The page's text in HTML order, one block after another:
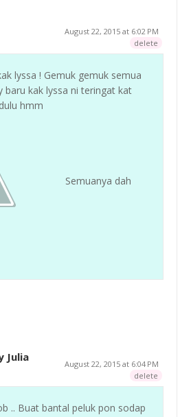
August 22, 2015 at 6:02 PM
delete
lyssa ! Gemuk gemuk semua
baru kak lyssa ni teringat kat
hmm
Semuanya dah
Julia
August 22, 2015 at 6:04 PM
delete
.. Buat bantal peluk pon sodap